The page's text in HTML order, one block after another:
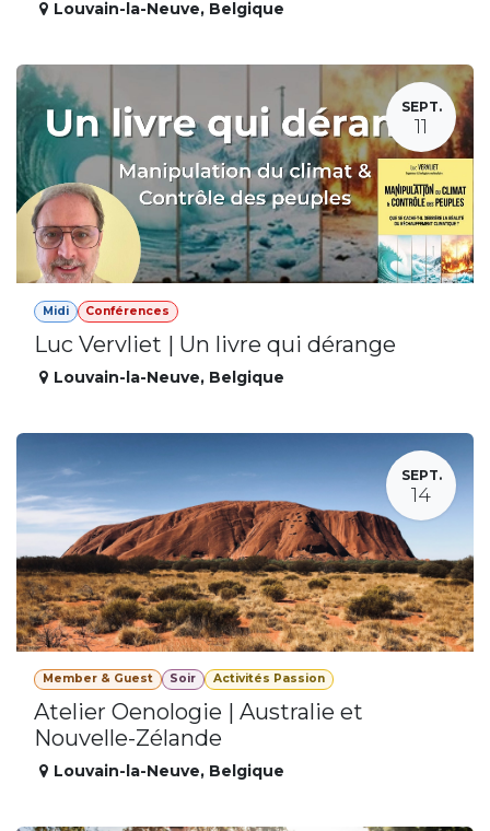
Louvain-la-Neuve, Belgique
SEPT.
11
Midi Conférences
Luc Vervliet | Un livre qui dérange
Louvain-la-Neuve, Belgique
SEPT.
14
Member & Guest Soir Activités Passion
Atelier Oenologie | Australie et
Nouvelle-Zélande
Louvain-la-Neuve, Belgique